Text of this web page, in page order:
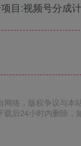
目:视频号分成
网络，版权争议与
载后24小时内删除，